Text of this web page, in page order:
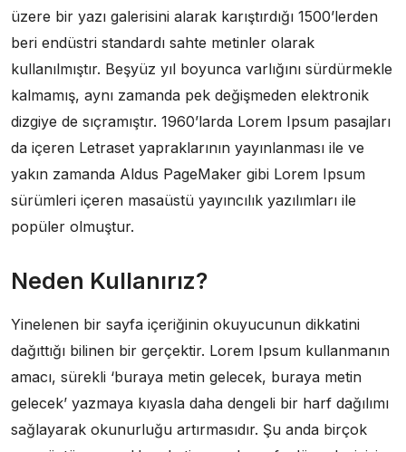
üzere bir yazı galerisini alarak karıştırdığı 1500’lerden
beri endüstri standardı sahte metinler olarak
kullanılmıştır. Beşyüz yıl boyunca varlığını sürdürmekle
kalmamış, aynı zamanda pek değişmeden elektronik
dizgiye de sıçramıştır. 1960’larda Lorem Ipsum pasajları
da içeren Letraset yapraklarının yayınlanması ile ve
yakın zamanda Aldus PageMaker gibi Lorem Ipsum
sürümleri içeren masaüstü yayıncılık yazılımları ile
popüler olmuştur.
Neden Kullanırız?
Yinelenen bir sayfa içeriğinin okuyucunun dikkatini
dağıttığı bilinen bir gerçektir. Lorem Ipsum kullanmanın
amacı, sürekli ‘buraya metin gelecek, buraya metin
gelecek’ yazmaya kıyasla daha dengeli bir harf dağılımı
sağlayarak okunurluğu artırmasıdır. Şu anda birçok